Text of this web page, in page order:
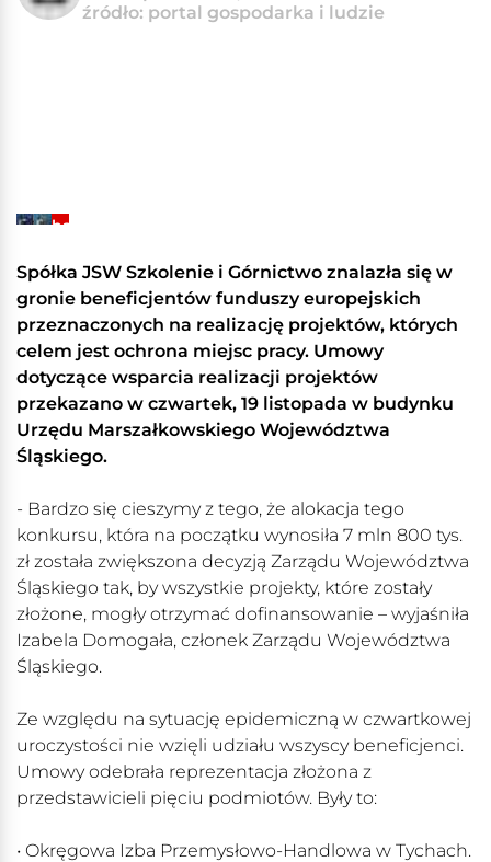
źródło: portal gospodarka i ludzie
Zobacz
Spółka JSW Szkolenie i Górnictwo znalazła się w
gronie beneficjentów funduszy europejskich
przeznaczonych na realizację projektów, których
celem jest ochrona miejsc pracy. Umowy
dotyczące wsparcia realizacji projektów
przekazano w czwartek, 19 listopada w budynku
Urzędu Marszałkowskiego Województwa
Śląskiego.
- Bardzo się cieszymy z tego, że alokacja tego
konkursu, która na początku wynosiła 7 mln 800 tys.
zł została zwiększona decyzją Zarządu Województwa
Śląskiego tak, by wszystkie projekty, które zostały
złożone, mogły otrzymać dofinansowanie – wyjaśniła
Izabela Domogała, członek Zarządu Województwa
Śląskiego.
Ze względu na sytuację epidemiczną w czwartkowej
uroczystości nie wzięli udziału wszyscy beneficjenci.
Umowy odebrała reprezentacja złożona z
przedstawicieli pięciu podmiotów. Były to:
• Okręgowa Izba Przemysłowo-Handlowa w Tychach.